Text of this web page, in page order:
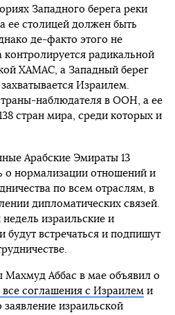
Западного берега реки
ее столицей должен быть
де-факто этого не
контролируется радикальной
ХАМАС, а Западный берег
Израилем.
наблюдателя в ООН, а ее
стран мира, среди которых и
Арабские Эмираты 13
о нормализации отношений и
по всем отраслям, в
дипломатических связей.
израильские и
будут встречаться и подпишут
Махмуд Аббас в мае объявил о
все соглашения с Израилем и
израильской